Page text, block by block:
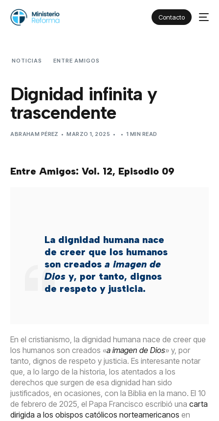
Contacto
NOTICIAS ENTRE AMIGOS
Dignidad infinita y
trascendente
ABRAHAM PÉREZ MARZO 1, 2025 1 MIN READ
Entre Amigos: Vol. 12, Episodio 09
La dignidad humana nace
de creer que los humanos
son creadosa imagen de
Dios y, por tanto, dignos
de respeto y justicia.
En el cristianismo, la dignidad humana nace de creer que
los humanos son creados «a imagen de Dios» y, por
tanto, dignos de respeto y justicia. Es interesante notar
que, a lo largo de la historia, los atentados a los
derechos que surgen de esa dignidad han sido
justificados, en ocasiones, con la Biblia en la mano. El 10
de febrero de 2025, el Papa Francisco escribió unacarta
dirigida a los obispos católicos norteamericanos en